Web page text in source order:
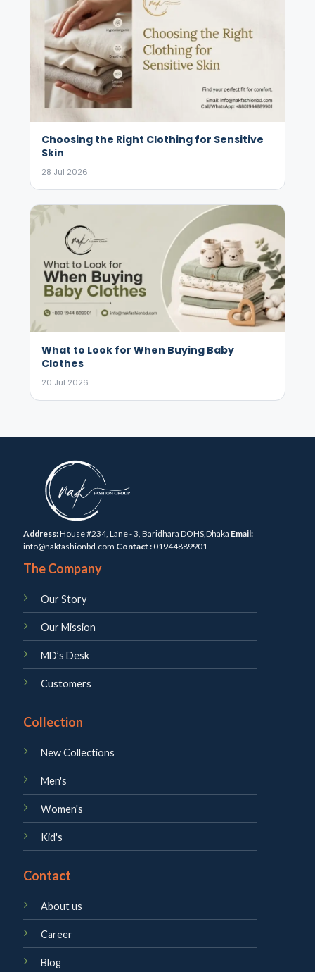
Choosing the Right Clothing for Sensitive
Skin
28 Jul 2026
What to Look for When Buying Baby
Clothes
20 Jul 2026
Address:House #234, Lane - 3, Baridhara DOHS,Dhaka Email:
info@nakfashionbd.com Contact :01944889901
The Company
Our Story
Our Mission
MD’s Desk
Customers
Collection
New Collections
Men's
Women's
Kid's
Contact
About us
Career
Blog